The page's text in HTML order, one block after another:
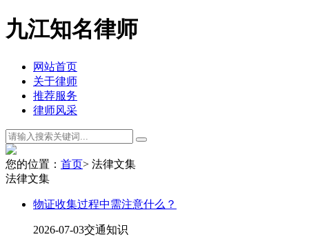
九江知名律师
网站首页
关于律师
推荐服务
律师风采
您的位置： 首页> 法律文集
法律文集
物证收集过程中需注意什么？
2026-07-03交通知识